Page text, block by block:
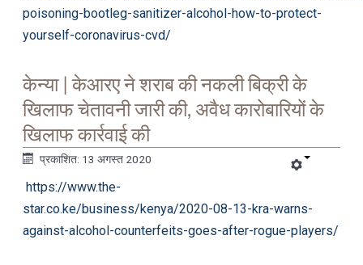
poisoning-bootleg-sanitizer-alcohol-how-to-protect-
yourself-coronavirus-cvd/
केन्या | केआरए ने शराब की नकली बिक्री के
खिलाफ चेतावनी जारी की, अवैध कारोबारियों के
खिलाफ कार्रवाई की
प्रकाशित: 13 अगस्त 2020
https://www.the-
star.co.ke/business/kenya/2020-08-13-kra-warns-
against-alcohol-counterfeits-goes-after-rogue-players/